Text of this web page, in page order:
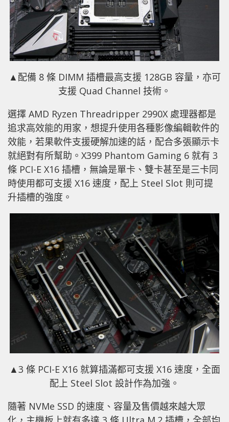
▲配備 8 條 DIMM 插槽最高支援 128GB 容量，亦可
支援 Quad Channel 技術。
選擇 AMD Ryzen Threadripper 2990X 處理器都是
追求高效能的用家，想提升使用各種影像編輯軟件的
效能，若果軟件支援硬解加速的話，配合多張顯示卡
就絕對有所幫助。X399 Phantom Gaming 6 就有 3
條 PCI-E X16 插槽，無論是單卡、雙卡甚至是三卡同
時使用都可支援 X16 速度，配上 Steel Slot 則可提
升插槽的強度。
▲3 條 PCI-E X16 就算插滿都可支援 X16 速度，全面
配上 Steel Slot 設計作為加強。
隨著 NVMe SSD 的速度、容量及售價越來越大眾